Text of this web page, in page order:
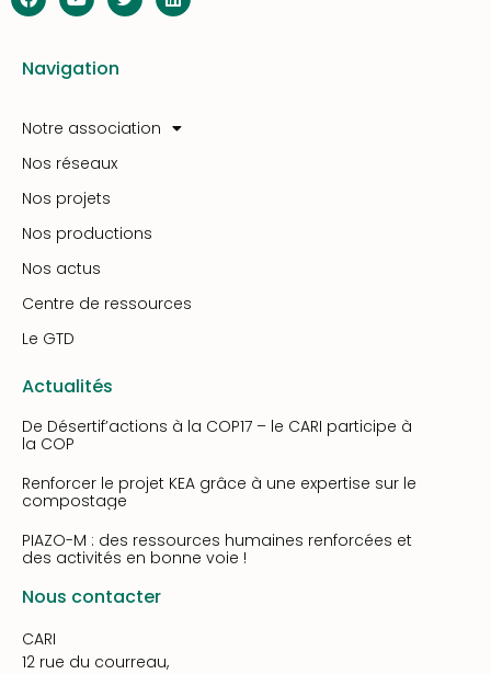
Navigation
Notre association
Nos réseaux
Nos projets
Nos productions
Nos actus
Centre de ressources
Le GTD
Actualités
De Désertif’actions à la COP17 – le CARI participe à
la COP
Renforcer le projet KEA grâce à une expertise sur le
compostage
PIAZO-M : des ressources humaines renforcées et
des activités en bonne voie !
Nous contacter
CARI
12 rue du courreau,